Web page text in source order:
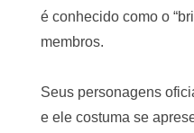
é conhecido como o
membros.
Seus personagens
e ele costuma se